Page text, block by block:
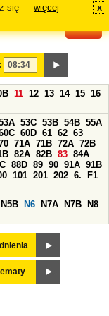
się
więcej x
11 12 13 14 15 16
53C 53B 54B 55A
60D 61 62 63
71A 71B 72A 72B
82A 82B 83 84A
88D 89 90 91A 91B
101 201 202 6.
F1
N5B N6 N7A N7B
N8